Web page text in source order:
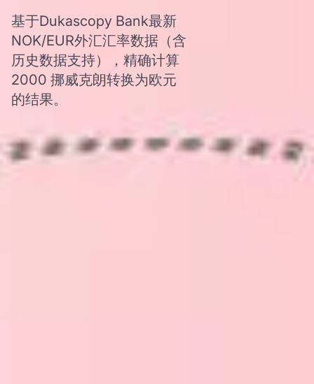
基于Dukascopy Bank最新
NOK/EUR外汇汇率数据（含
历史数据支持），精确计算
2000 挪威克朗转换为欧元
的结果。